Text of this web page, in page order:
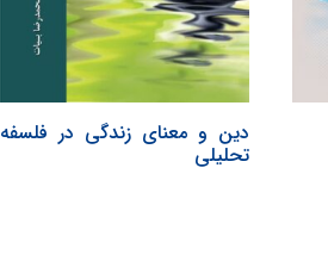
دین و معنای زندگی در فلسفه
تحلیلی